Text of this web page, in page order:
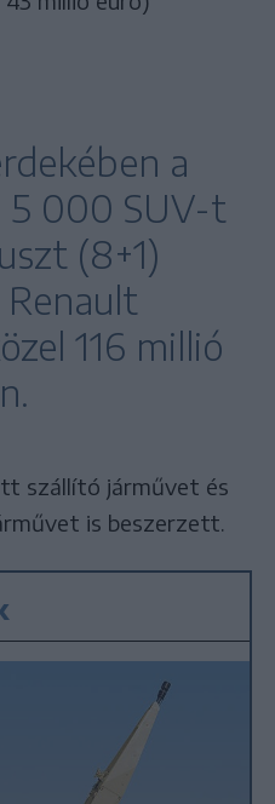
a
5 000 SUV-t
(8+1)
116 millió
szállító járművet és
is beszerzett.